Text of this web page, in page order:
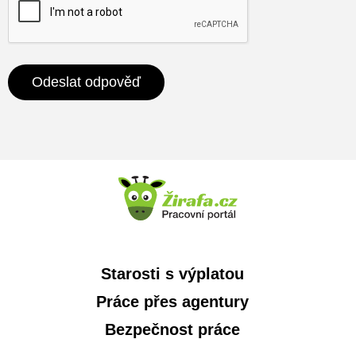
Starosti s výplatou
Práce přes agentury
Bezpečnost práce